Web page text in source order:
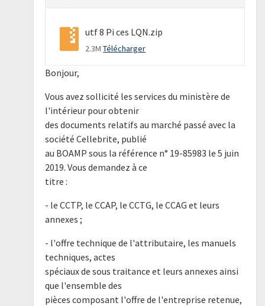
utf 8 Pi ces LQN.zip
2.3MTélécharger
Bonjour,
Vous avez sollicité les services du ministère de
l'intérieur pour obtenir
des documents relatifs au marché passé avec la
société Cellebrite, publié
au BOAMP sous la référence n° 19-85983 le 5 juin
2019. Vous demandez à ce
titre :
- le CCTP, le CCAP, le CCTG, le CCAG et leurs
annexes ;
- l'offre technique de l'attributaire, les manuels
techniques, actes
spéciaux de sous traitance et leurs annexes ainsi
que l'ensemble des
pièces composant l'offre de l'entreprise retenue,